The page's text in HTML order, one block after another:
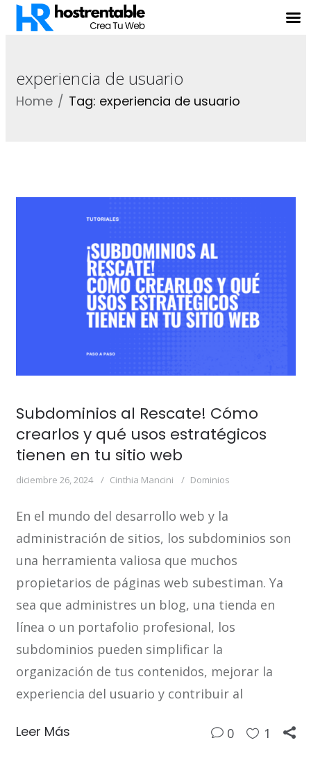
experiencia de usuario
Home Tag: experiencia de usuario
Subdominios al Rescate! Cómo
crearlos y qué usos estratégicos
tienen en tu sitio web
diciembre 26, 2024 Cinthia Mancini Dominios
En el mundo del desarrollo web y la
administración de sitios, los subdominios son
una herramienta valiosa que muchos
propietarios de páginas web subestiman. Ya
sea que administres un blog, una tienda en
línea o un portafolio profesional, los
subdominios pueden simplificar la
organización de tus contenidos, mejorar la
experiencia del usuario y contribuir al
Leer Más 0 1